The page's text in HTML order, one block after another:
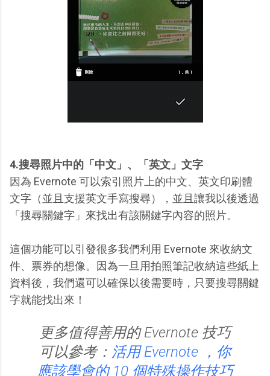
4.搜尋照片中的「中文」、「英文」文字
因為 Evernote 可以索引照片上的中文、英文印刷體
文字（並且支援英文手寫搜尋），並且讓我以後透過
「搜尋關鍵字」來找出有該關鍵字內容的照片。
這個功能可以引發很多我們利用 Evernote 來收納文
件、票券的想像。因為一旦用拍照筆記收納這些紙上
資料後，我們還可以確保以後需要時，只要搜尋關鍵
字就能找出來！
更多值得善用的 Evernote 技巧
可以參考： 活用 Evernote ，你
應該學會的 10 個特殊操作技巧